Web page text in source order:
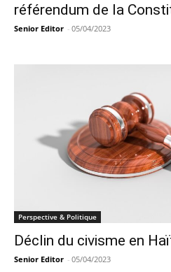
référendum de la
Senior Editor - 05/04/2023
Perspective & Politique
Déclin du civisme en
Senior Editor - 05/04/2023